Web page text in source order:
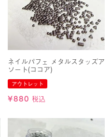
ネイルパフェ メタルスタッズア
ソート(ココア)
アウトレット
¥880 税込